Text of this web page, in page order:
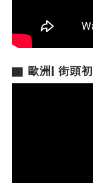
▇ 歐洲| 街頭